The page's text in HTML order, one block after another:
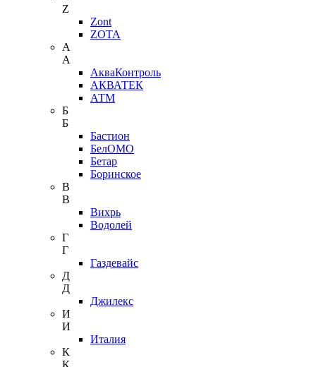
Z
Zont
ZOTA
А
А
АкваКонтроль
АКВАТЕК
АТМ
Б
Б
Бастион
БелОМО
Бетар
Боринское
В
В
Вихрь
Водолей
Г
Г
Газдевайс
Д
Д
Джилекс
И
И
Италия
К
К